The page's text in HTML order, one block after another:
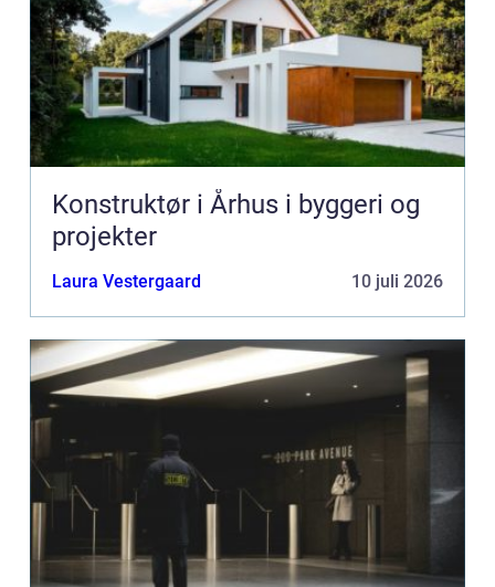
Konstruktør i Århus i byggeri og
projekter
Laura Vestergaard 10 juli 2026